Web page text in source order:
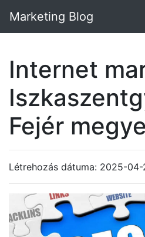
Marketing Blog
Internet
Fejér megye
Létrehozás dátuma: 2025-